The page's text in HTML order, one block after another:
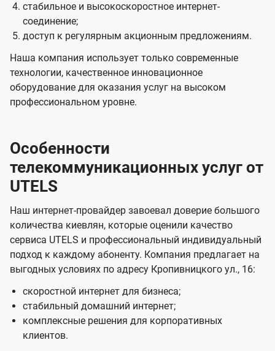
стабильное и высокоскоростное интернет-
соединение;
доступ к регулярным акционным предложениям.
Наша компания использует только современные
технологии, качественное инновационное
оборудование для оказания услуг на высоком
профессиональном уровне.
Особенности
телекоммуникационных услуг от
UTELS
Наш интернет-провайдер завоевал доверие большого
количества киевлян, которые оценили качество
сервиса UTELS и профессиональный индивидуальный
подход к каждому абоненту. Компания предлагает на
выгодных условиях по адресу Кропивницкого ул., 16:
скоростной интернет для бизнеса;
стабильный домашний интернет;
комплексные решения для корпоративных
клиентов.